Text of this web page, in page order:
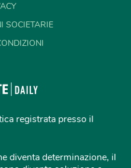
SOCIETARIE
registrata presso il
diventa determinazione, il